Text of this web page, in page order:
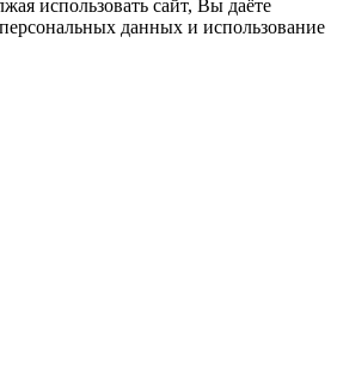
использовать сайт, Вы даёте
данных и использование